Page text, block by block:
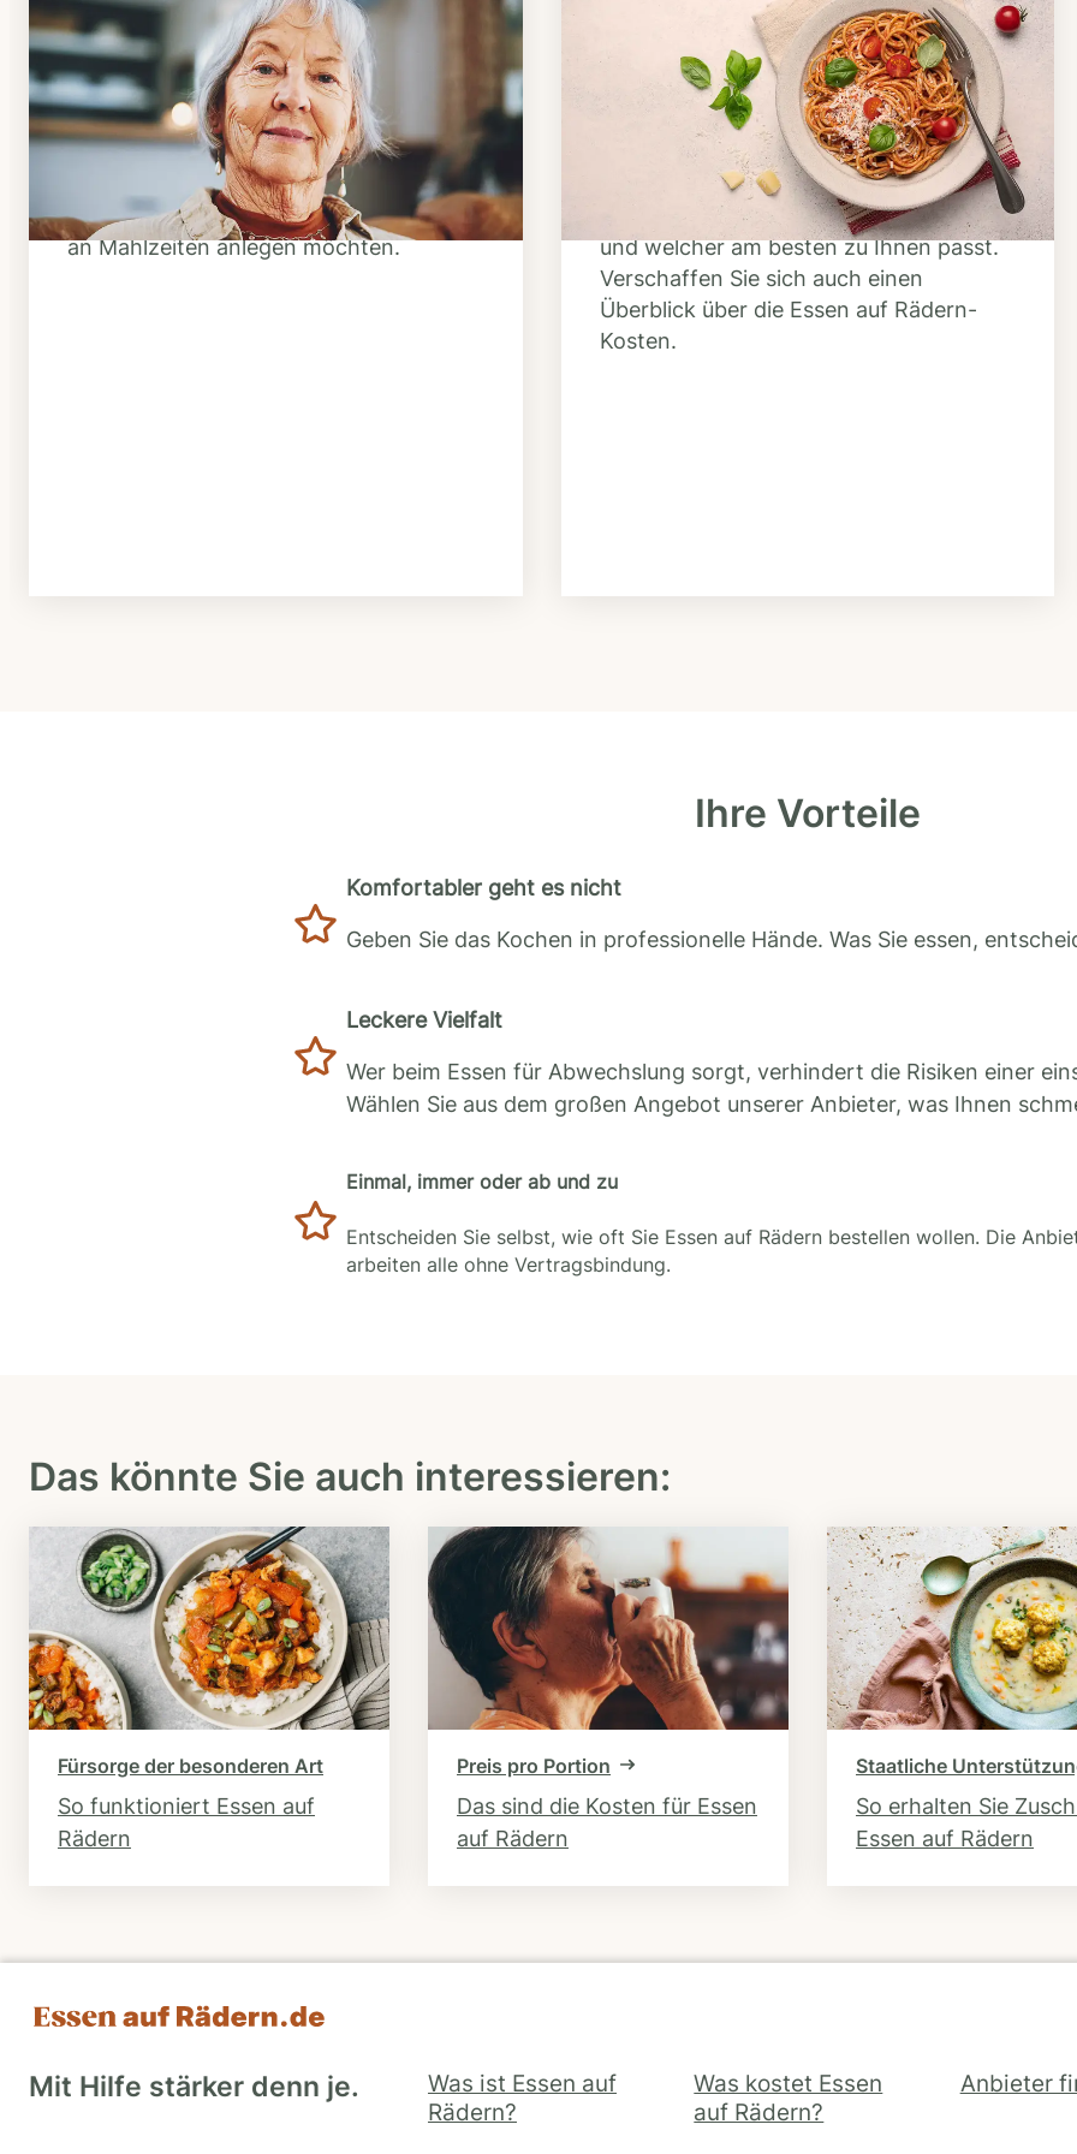
Schritt 1
Klarheit schaffen
Überlegen Sie, ob Ihnen das Essen
täglich verzehrfertig geliefert werden
soll oder Sie sich einen Tiefkühl-Vorrat
an Mahlzeiten anlegen möchten.
Schritt 2
Anbieter finden
Nutzen Sie unsere große Mahlzeiten-
Dienst-Suche, um herauszufinden,
welche Anbieter es in Ihrer Region gibt
und welcher am besten zu Ihnen passt.
Verschaffen Sie sich auch einen
Überblick über die Essen auf Rädern-
Kosten.
Ihre Vorteile
Komfortabler geht es nicht
Geben Sie das Kochen in professionelle Hände. Was Sie essen,
Leckere Vielfalt
Wer beim Essen für Abwechslung sorgt, verhindert die Risiken einer
Wählen Sie aus dem großen Angebot unserer Anbieter, was Ihnen
Einmal, immer oder ab und zu
Entscheiden Sie selbst, wie oft Sie Essen auf Rädern bestellen wollen. Die
arbeiten alle ohne Vertragsbindung.
Das könnte Sie auch interessieren:
Fürsorge der besonderen Art
So funktioniert Essen auf
Rädern
Preis pro Portion
Das sind die Kosten für Essen
auf Rädern
Staatliche
So erhalten Sie
Essen auf Rädern
Mit Hilfe stärker denn je.
Was ist Essen auf
Rädern?
Was kostet Essen
auf Rädern?
Anbieter